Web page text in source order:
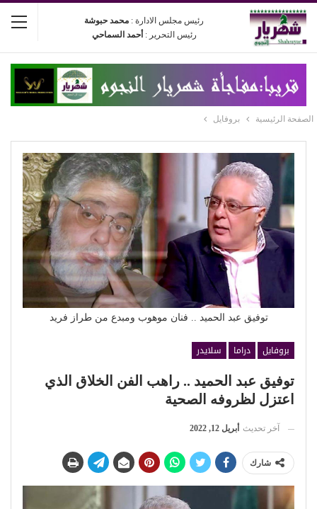
رئيس مجلس الادارة : محمد حبوشة
رئيس التحرير : أحمد السماحي
الصفحة الرئيسية بروفايل
توفيق عبد الحميد .. فنان موهوب ومبدع من طراز فريد
بروفايل دراما
سلايدر
توفيق عبد الحميد .. راهب الفن الخلاق الذي
اعتزل لظروفه الصحية
آخر تحديث أبريل 12, 2022
شارك